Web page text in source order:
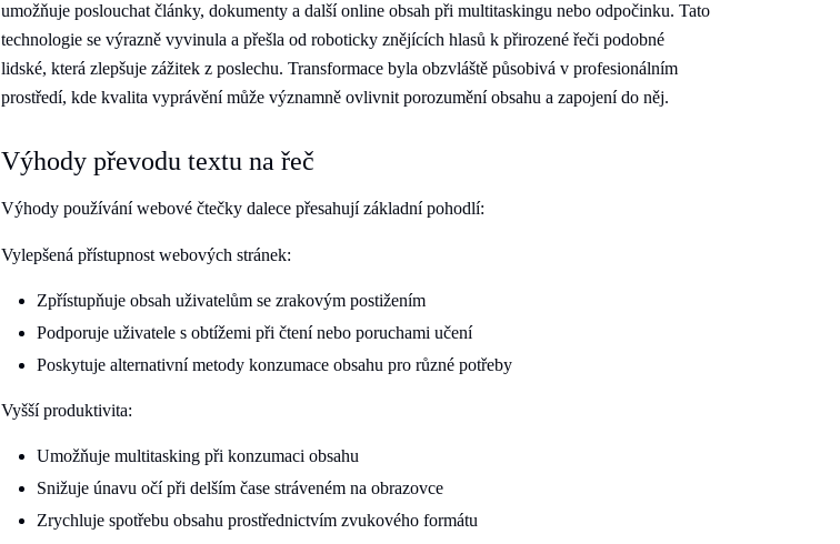
umožňuje poslouchat články, dokumenty a další online obsah při multitaskingu nebo odpočinku. Tato
technologie se výrazně vyvinula a přešla od roboticky znějících hlasů k přirozené řeči podobné
lidské, která zlepšuje zážitek z poslechu. Transformace byla obzvláště působivá v profesionálním
prostředí, kde kvalita vyprávění může významně ovlivnit porozumění obsahu a zapojení do něj.
Výhody převodu textu na řeč
Výhody používání webové čtečky dalece přesahují základní pohodlí:
Vylepšená přístupnost webových stránek:
Zpřístupňuje obsah uživatelům se zrakovým postižením
Podporuje uživatele s obtížemi při čtení nebo poruchami učení
Poskytuje alternativní metody konzumace obsahu pro různé potřeby
Vyšší produktivita:
Umožňuje multitasking při konzumaci obsahu
Snižuje únavu očí při delším čase stráveném na obrazovce
Zrychluje spotřebu obsahu prostřednictvím zvukového formátu